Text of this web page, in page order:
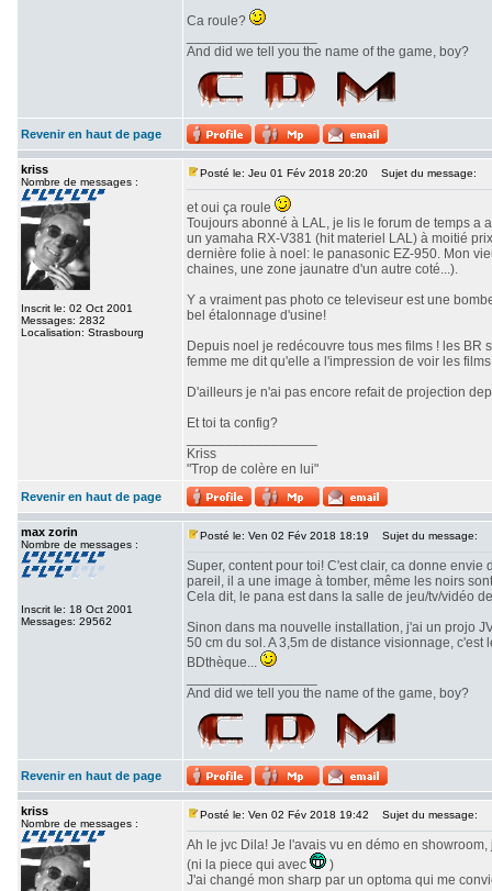
Ca roule?
And did we tell you the name of the game, boy?
Revenir en haut de page
kriss
Nombre de messages :
Inscrit le: 02 Oct 2001
Messages: 2832
Localisation: Strasbourg
Posté le: Jeu 01 Fév 2018 20:20 Sujet du message:
et oui ça roule
Toujours abonné à LAL, je lis le forum de temps a
un yamaha RX-V381 (hit materiel LAL) à moitié
dernière folie à noel: le panasonic EZ-950. Mon
chaines, une zone jaunatre d'un autre coté...).
Y a vraiment pas photo ce televiseur est une
bel étalonnage d'usine!
Depuis noel je redécouvre tous mes films ! les BR
femme me dit qu'elle a l'impression de voir les
D'ailleurs je n'ai pas encore refait de projection
Et toi ta config?
Kriss
"Trop de colère en lui"
Revenir en haut de page
max zorin
Nombre de messages :
Inscrit le: 18 Oct 2001
Messages: 29562
Posté le: Ven 02 Fév 2018 18:19 Sujet du message:
Super, content pour toi! C'est clair, ca donne
pareil, il a une image à tomber, même les noirs
Cela dit, le pana est dans la salle de jeu/tv/vidéo
Sinon dans ma nouvelle installation, j'ai un projo
50 cm du sol. A 3,5m de distance visionnage,
BDthèque...
And did we tell you the name of the game, boy?
Revenir en haut de page
kriss
Nombre de messages :
Posté le: Ven 02 Fév 2018 19:42 Sujet du message:
Ah le jvc Dila! Je l'avais vu en démo en
(ni la piece qui avec
)
J'ai changé mon sharp par un optoma qui me